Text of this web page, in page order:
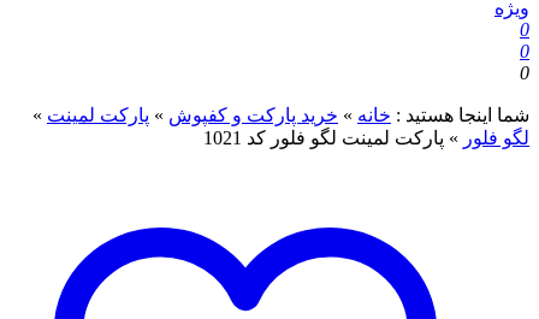
ویژه
0
0
0
شما اینجا هستید : خانه » خرید پارکت و کفپوش » پارکت لمینت »
لگو فلور » پارکت لمینت لگو فلور کد 1021